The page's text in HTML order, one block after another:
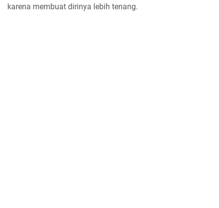
karena membuat dirinya lebih tenang.